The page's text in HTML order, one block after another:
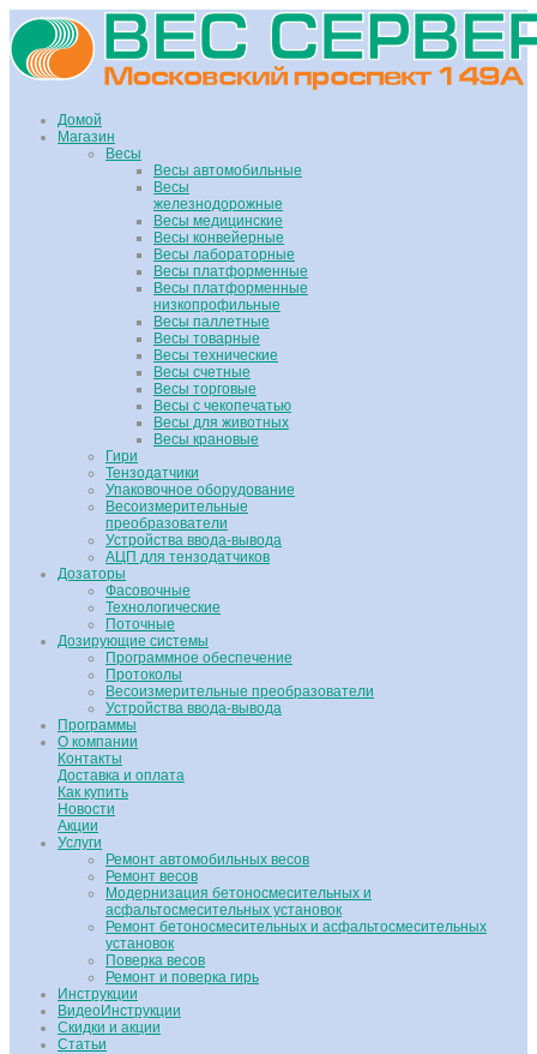
Домой
Магазин
Весы
Весы автомобильные
Весы
железнодорожные
Весы медицинские
Весы конвейерные
Весы лабораторные
Весы платформенные
Весы платформенные
низкопрофильные
Весы паллетные
Весы товарные
Весы технические
Весы счетные
Весы торговые
Весы с чекопечатью
Весы для животных
Весы крановые
Гири
Тензодатчики
Упаковочное оборудование
Весоизмерительные
преобразователи
Устройства ввода-вывода
АЦП для тензодатчиков
Дозаторы
Фасовочные
Технологические
Поточные
Дозирующие системы
Программное обеспечение
Протоколы
Весоизмерительные преобразователи
Устройства ввода-вывода
Программы
О компании
Контакты
Доставка и оплата
Как купить
Новости
Акции
Услуги
Ремонт автомобильных весов
Ремонт весов
Модернизация бетоносмесительных и
асфальтосмесительных установок
Ремонт бетоносмесительных и асфальтосмесительных
установок
Поверка весов
Ремонт и поверка гирь
Инструкции
ВидеоИнструкции
Скидки и акции
Статьи